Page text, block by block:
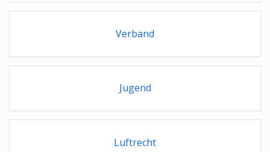
Verband
Jugend
Luftrecht